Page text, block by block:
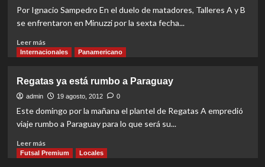
que
la
fecha
Por Ignacio Sampedro En el duelo de matadores, Talleres A y B
se enfrentaron en Minuzzi por la sexta fecha...
Leer másRead
more
el
duelo
de
Matadores,
B
se
Internacionales Panamericano
Regatas ya está rumbo a Paraguay
admin 19 agosto, 2012 0
Este domingo por la mañana el plantel de Regatas A empredió
viaje rumbo a Paraguay para lo que será su...
Leer másRead
more
Futsal Premium Locales